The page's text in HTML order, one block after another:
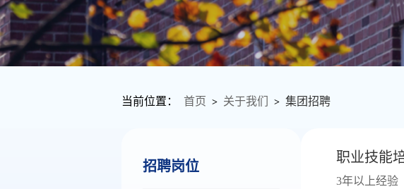
当前位置： 首页 > 关于我们 > 集团招聘
招聘岗位 职业技能
3年以上经验